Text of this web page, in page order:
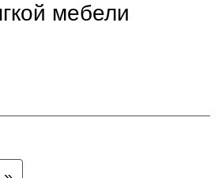
мебели